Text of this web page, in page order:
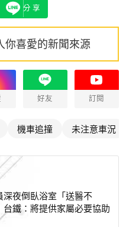
分享
你喜愛的新聞來源
好友 訂閱
機車追撞 未注意車況
深夜倒臥浴室「送醫不
台鐵：將提供家屬必要協助